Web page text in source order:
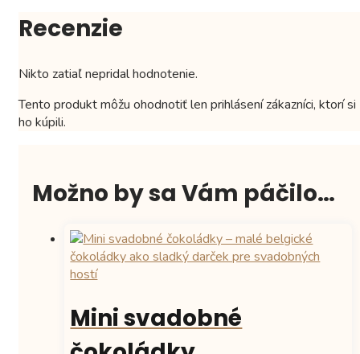
Recenzie
Nikto zatiaľ nepridal hodnotenie.
Tento produkt môžu ohodnotiť len prihlásení zákazníci, ktorí si
ho kúpili.
Možno by sa Vám páčilo…
Mini svadobné